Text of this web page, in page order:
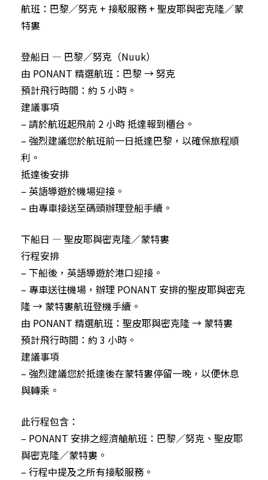
航班：巴黎／努克 + 接駁服務 + 聖皮耶與密克隆／蒙
特婁
登船日 — 巴黎／努克（Nuuk）
由 PONANT 精選航班：巴黎 → 努克
預計飛行時間：約 5 小時。
建議事項
– 請於航班起飛前 2 小時 抵達報到櫃台。
– 強烈建議您於航班前一日抵達巴黎，以確保旅程順
利。
抵達後安排
– 英語導遊於機場迎接。
– 由專車接送至碼頭辦理登船手續。
下船日 — 聖皮耶與密克隆／蒙特婁
行程安排
– 下船後，英語導遊於港口迎接。
– 專車送往機場，辦理 PONANT 安排的聖皮耶與密克
隆 → 蒙特婁航班登機手續。
由 PONANT 精選航班：聖皮耶與密克隆 → 蒙特婁
預計飛行時間：約 3 小時。
建議事項
– 強烈建議您於抵達後在蒙特婁停留一晚，以便休息
與轉乘。
此行程包含：
– PONANT 安排之經濟艙航班：巴黎／努克、聖皮耶
與密克隆／蒙特婁。
– 行程中提及之所有接駁服務。